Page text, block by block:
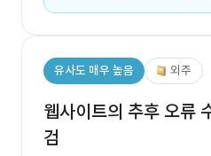
유사도 매우 높음 외주
웹사이트의 추후 오류
검